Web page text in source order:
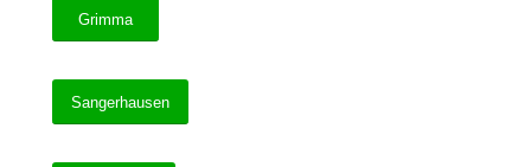
Grimma
Sangerhausen